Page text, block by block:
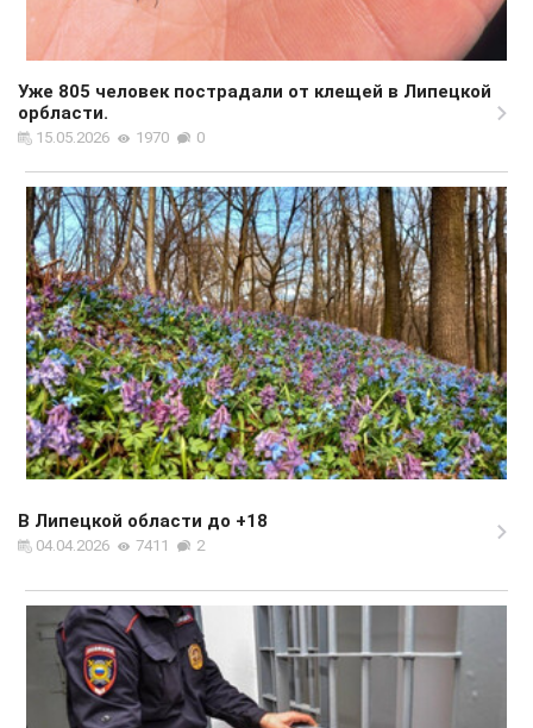
Уже 805 человек пострадали от клещей в Липецкой
орбласти.
15.05.2026 1970 0
В Липецкой области до +18
04.04.2026 7411 2